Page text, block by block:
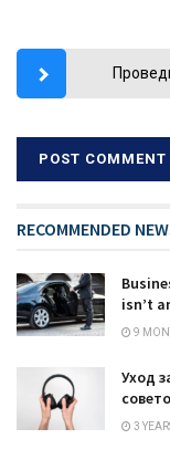
RECOMMENDED
isn’t
9
Уход
3